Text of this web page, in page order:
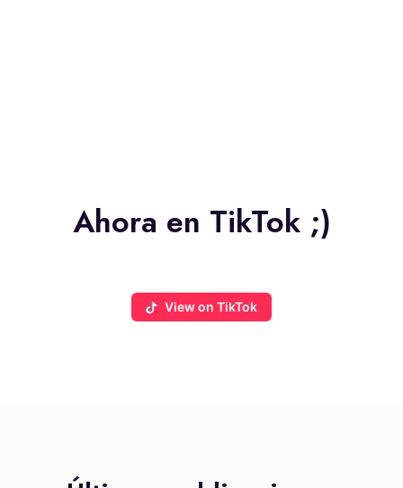
Ahora en TikTok ;)
View on TikTok